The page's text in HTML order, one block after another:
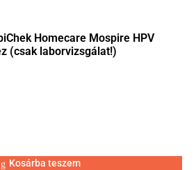
Homecare Mospire HPV
(csak laborvizsgálat!)
Kosárba teszem